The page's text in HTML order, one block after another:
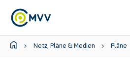
Skip to main content
Skip to page footer
You are here:Netz, Pläne & Medien Pläne